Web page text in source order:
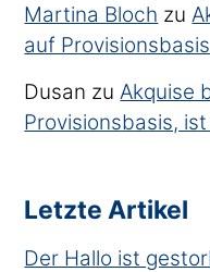
Martina Bloch zu
auf
Dusan zu Akquise
Provisionsbasis,
Letzte Artikel
Der Hallo ist